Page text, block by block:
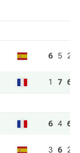
6 5 2
1 7 6
6 4 6
3 6 2